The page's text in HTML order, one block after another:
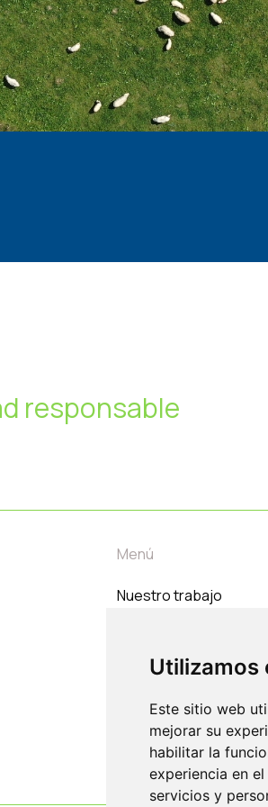
Utilizamos
Este sitio web
mejorar su
habilitar la
experiencia en
servicios y
responsable
Menú
Nuestro trabajo
Nosotros